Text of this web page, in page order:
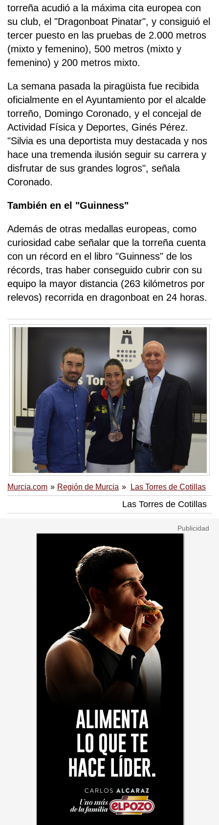
torreña acudió a la máxima cita europea con
su club, el "Dragonboat Pinatar", y consiguió el
tercer puesto en las pruebas de 2.000 metros
(mixto y femenino), 500 metros (mixto y
femenino) y 200 metros mixto.
La semana pasada la piragüista fue recibida
oficialmente en el Ayuntamiento por el alcalde
torreño, Domingo Coronado, y el concejal de
Actividad Física y Deportes, Ginés Pérez.
"Silvia es una deportista muy destacada y nos
hace una tremenda ilusión seguir su carrera y
disfrutar de sus grandes logros", señala
Coronado.
También en el "Guinness"
Además de otras medallas europeas, como
curiosidad cabe señalar que la torreña cuenta
con un récord en el libro "Guinness" de los
récords, tras haber conseguido cubrir con su
equipo la mayor distancia (263 kilómetros por
relevos) recorrida en dragonboat en 24 horas.
Murcia.com Región de Murcia Las Torres de Cotillas
Las Torres de Cotillas